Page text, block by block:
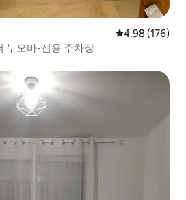
평점 4.98점(5
4.98 (176)
누오바-전용 주차장